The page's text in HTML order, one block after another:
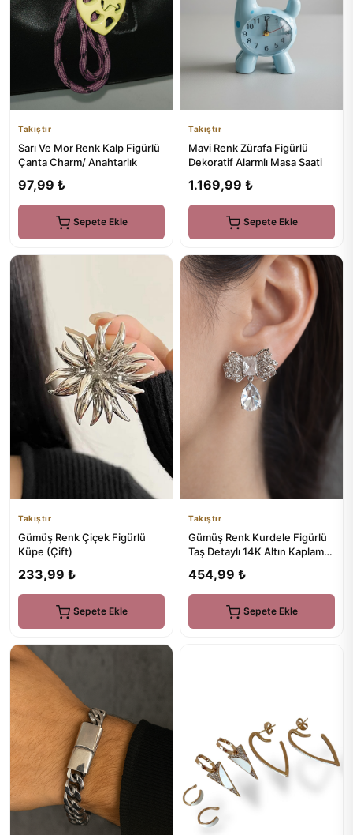
Takıştır
Sarı Ve Mor Renk Kalp Figürlü
Çanta Charm/ Anahtarlık
97,99 ₺
Sepete Ekle
Takıştır
Mavi Renk Zürafa Figürlü
Dekoratif Alarmlı Masa Saati
1.169,99 ₺
Sepete Ekle
Takıştır
Gümüş Renk Çiçek Figürlü
Küpe (Çift)
233,99 ₺
Sepete Ekle
Takıştır
Gümüş Renk Kurdele Figürlü
Taş Detaylı 14K Altın Kaplama
454,99 ₺
Sepete Ekle